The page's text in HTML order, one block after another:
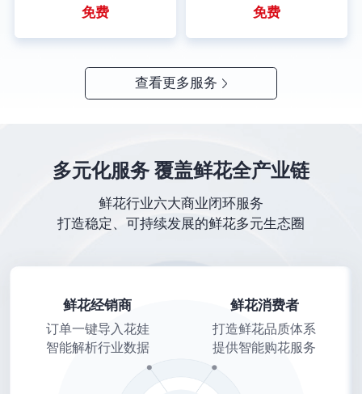
免费 免费
查看更多服务
多元化服务 覆盖鲜花全产业链
鲜花行业六大商业闭环服务
打造稳定、可持续发展的鲜花多元生态圈
鲜花经销商
订单一键导入花娃
智能解析行业数据
鲜花消费者
打造鲜花品质体系
提供智能购花服务